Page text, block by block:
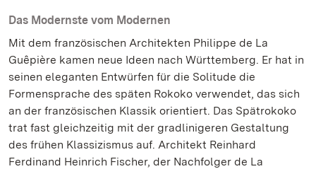
Das Modernste vom Modernen
Mit dem französischen Architekten Philippe de La
Guêpière kamen neue Ideen nach Württemberg. Er hat in
seinen eleganten Entwürfen für die Solitude die
Formensprache des späten Rokoko verwendet, das sich
an der französischen Klassik orientiert. Das Spätrokoko
trat fast gleichzeitig mit der gradlinigeren Gestaltung
des frühen Klassizismus auf. Architekt Reinhard
Ferdinand Heinrich Fischer, der Nachfolger de La